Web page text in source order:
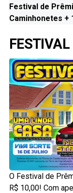
Festival de
Caminhonetes +
O Festival de
R$ 10,00! Com